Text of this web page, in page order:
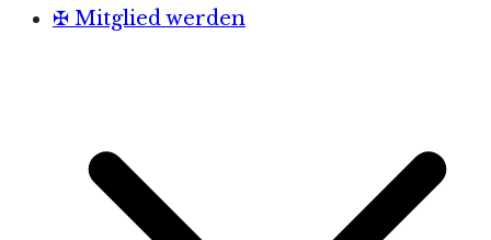
✠ Mitglied werden